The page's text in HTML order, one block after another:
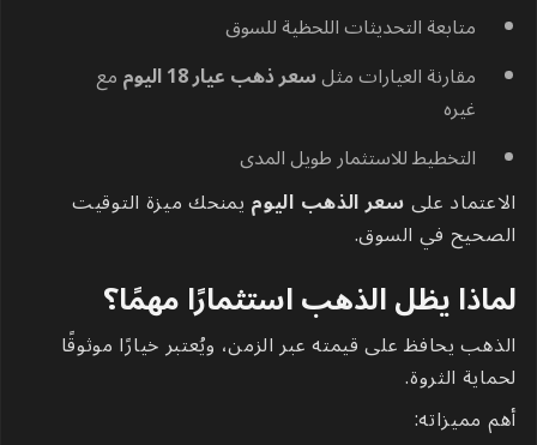
متابعة التحديثات اللحظية للسوق
مقارنة العيارات مثلسعر ذهب عيار 18 اليوم مع
غيره
التخطيط للاستثمار طويل المدى
الاعتماد علىسعر الذهب اليوم يمنحك ميزة التوقيت
الصحيح في السوق.
لماذا يظل الذهب استثمارًا مهمًا؟
الذهب يحافظ على قيمته عبر الزمن، ويُعتبر خيارًا موثوقًا
لحماية الثروة.
أهم مميزاته: